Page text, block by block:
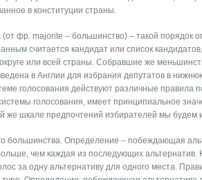
в конституции страны.
фр. majorite – большинство) – такой порядок
считается кандидат или список
или всей страны. Собравшие же
в Англии для избрания депутатов в
голосования действуют различные правила
голосования, имеет принципиальное
же шкале предпочтений избирателей мы будем
большинства. Определение – побеждающая
чем каждая из последующих
за одну альтернативу для одного места.